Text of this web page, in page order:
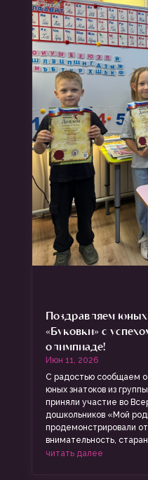
Поздравляем юных
«Буковки» с
олимпиаде!
Июн 11, 2026
С радостью сообщаем
юных знатоков из
приняли участие во
дошкольников «Мой
продемонстрировали
внимательность,
читать далее